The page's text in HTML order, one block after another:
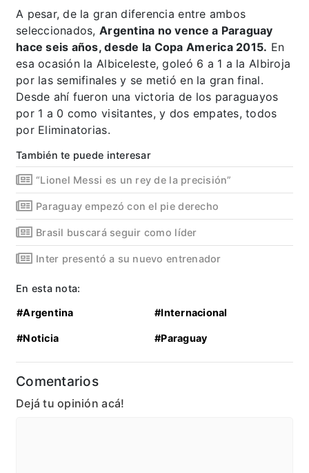
A pesar, de la gran diferencia entre ambos
seleccionados, Argentina no vence a Paraguay
hace seis años, desde la Copa America 2015. En
esa ocasión la Albiceleste, goleó 6 a 1 a la Albiroja
por las semifinales y se metió en la gran final.
Desde ahí fueron una victoria de los paraguayos
por 1 a 0 como visitantes, y dos empates, todos
por Eliminatorias.
También te puede interesar
“Lionel Messi es un rey de la precisión”
Paraguay empezó con el pie derecho
Brasil buscará seguir como líder
Inter presentó a su nuevo entrenador
En esta nota:
#Argentina #Internacional
#Noticia #Paraguay
Comentarios
Dejá tu opinión acá!